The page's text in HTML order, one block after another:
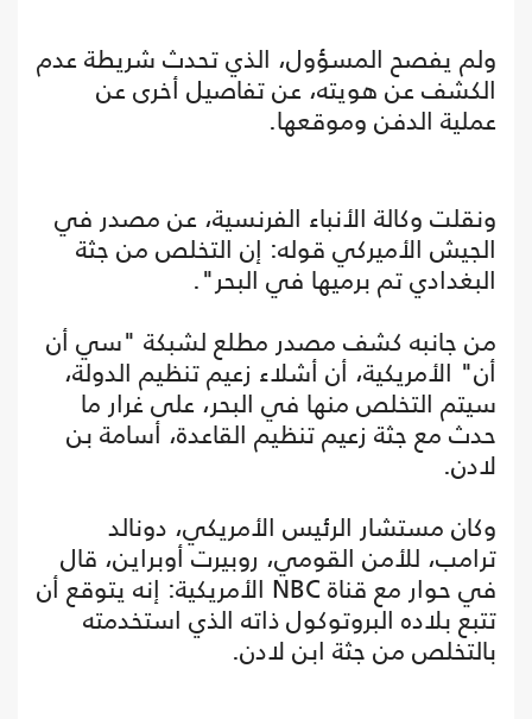
ولم يفصح المسؤول، الذي تحدث شريطة عدم
الكشف عن هويته، عن تفاصيل أخرى عن
عملية الدفن وموقعها.
ونقلت وكالة الأنباء الفرنسية، عن مصدر في
الجيش الأميركي قوله: إن التخلص من جثة
البغدادي تم برميها في البحر".
من جانبه كشف مصدر مطلع لشبكة "سي أن
أن" الأمريكية، أن أشلاء زعيم تنظيم الدولة،
سيتم التخلص منها في البحر، على غرار ما
حدث مع جثة زعيم تنظيم القاعدة، أسامة بن
لادن.
وكان مستشار الرئيس الأمريكي، دونالد
ترامب، للأمن القومي، روبيرت أوبراين، قال
في حوار مع قناة NBC الأمريكية: إنه يتوقع أن
تتبع بلاده البروتوكول ذاته الذي استخدمته
بالتخلص من جثة ابن لادن.